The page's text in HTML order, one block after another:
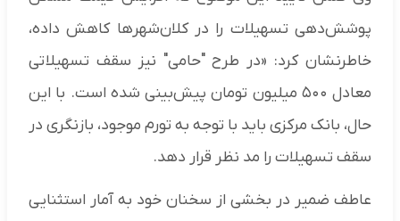
پوشش‌دهی تسهیلات را در کلان‌شهرها کاهش داده،
خاطرنشان کرد: «در طرح "حامی" نیز سقف تسهیلاتی
معادل ۵۰۰ میلیون تومان پیش‌بینی شده است. با این
حال، بانک مرکزی باید با توجه به تورم موجود، بازنگری در
سقف تسهیلات را مد نظر قرار دهد.
عاطف ضمیر در بخشی از سخنان خود به آمار استثنایی